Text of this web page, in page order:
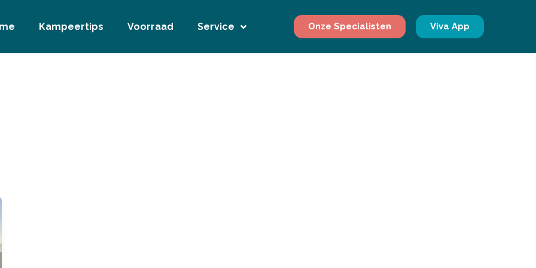
Kampeertips Voorraad Service Onze Specialisten Viva App